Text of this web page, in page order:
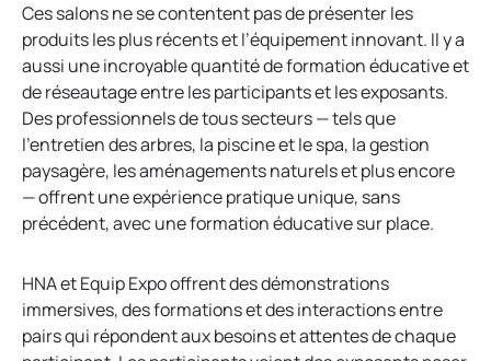
Ces salons ne se contentent pas de présenter les
produits les plus récents et l’équipement innovant. Il y a
aussi une incroyable quantité de formation éducative et
de réseautage entre les participants et les exposants.
Des professionnels de tous secteurs — tels que
l’entretien des arbres, la piscine et le spa, la gestion
paysagère, les aménagements naturels et plus encore
— offrent une expérience pratique unique, sans
précédent, avec une formation éducative sur place.
HNA et Equip Expo offrent des démonstrations
immersives, des formations et des interactions entre
pairs qui répondent aux besoins et attentes de chaque